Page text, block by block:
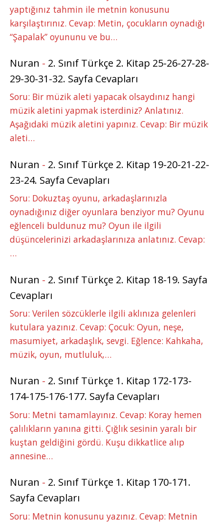
yaptığınız tahmin ile metnin konusunu
karşılaştırınız. Cevap: Metin, çocukların oynadığı
“Şapalak” oyununu ve bu…
Nuran - 2. Sınıf Türkçe 2. Kitap 25-26-27-28-
29-30-31-32. Sayfa Cevapları
Soru: Bir müzik aleti yapacak olsaydınız hangi
müzik aletini yapmak isterdiniz? Anlatınız.
Aşağıdaki müzik aletini yapınız. Cevap: Bir müzik
aleti…
Nuran - 2. Sınıf Türkçe 2. Kitap 19-20-21-22-
23-24. Sayfa Cevapları
Soru: Dokuztaş oyunu, arkadaşlarınızla
oynadığınız diğer oyunlara benziyor mu? Oyunu
eğlenceli buldunuz mu? Oyun ile ilgili
düşüncelerinizi arkadaşlarınıza anlatınız. Cevap:
…
Nuran - 2. Sınıf Türkçe 2. Kitap 18-19. Sayfa
Cevapları
Soru: Verilen sözcüklerle ilgili aklınıza gelenleri
kutulara yazınız. Cevap: Çocuk: Oyun, neşe,
masumiyet, arkadaşlık, sevgi. Eğlence: Kahkaha,
müzik, oyun, mutluluk,…
Nuran - 2. Sınıf Türkçe 1. Kitap 172-173-
174-175-176-177. Sayfa Cevapları
Soru: Metni tamamlayınız. Cevap: Koray hemen
çalılıkların yanına gitti. Çığlık sesinin yaralı bir
kuştan geldiğini gördü. Kuşu dikkatlice alıp
annesine…
Nuran - 2. Sınıf Türkçe 1. Kitap 170-171.
Sayfa Cevapları
Soru: Metnin konusunu yazınız. Cevap: Metnin